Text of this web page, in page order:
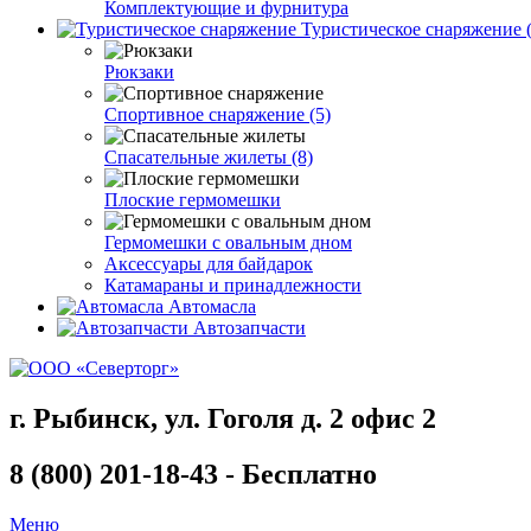
Комплектующие и фурнитура
Туристическое снаряжение
Рюкзаки
Спортивное снаряжение (5)
Спасательные жилеты (8)
Плоские гермомешки
Гермомешки с овальным дном
Аксессуары для байдарок
Катамараны и принадлежности
Автомасла
Автозапчасти
г. Рыбинск, ул. Гоголя д. 2 офис 2
8 (800) 201-18-43 - Бесплатно
Меню